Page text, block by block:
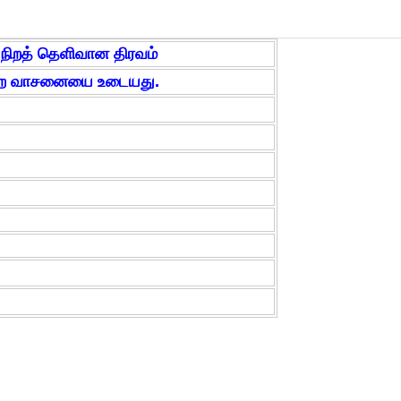
தெளிவான திரவம்
வாசனையை உடையது.